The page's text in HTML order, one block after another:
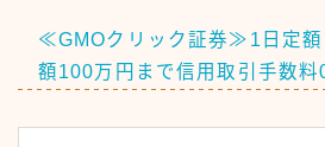
≪GMOクリック証券≫1日定額
額100万円まで信用取引手数料